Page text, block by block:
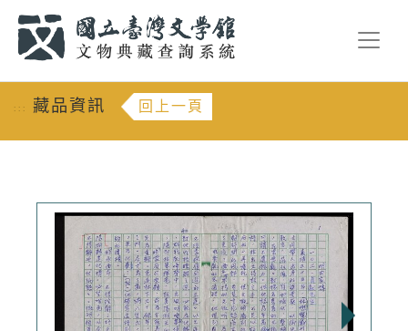
::: 藏品資訊 回上一頁